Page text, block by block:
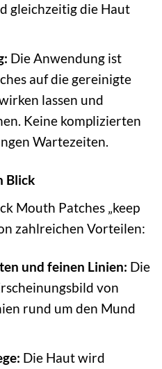
gleichzeitig die Haut
Die Anwendung ist
auf die gereinigte
lassen und
Keine komplizierten
Wartezeiten.
Blick
Mouth Patches „keep
zahlreichen Vorteilen:
und feinen Linien: Die
von
rund um den Mund
Die Haut wird